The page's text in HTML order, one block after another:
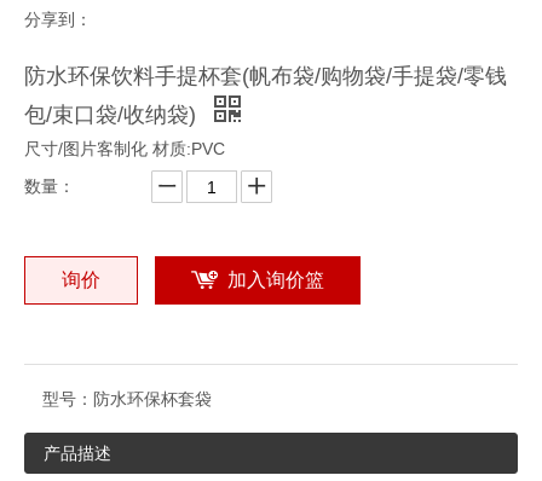
分享到：
防水环保饮料手提杯套(帆布袋/购物袋/手提袋/零钱
包/束口袋/收纳袋)
尺寸/图片客制化 材质:PVC
数量：
询价 加入询价篮
型号： 防水环保杯套袋
产品描述